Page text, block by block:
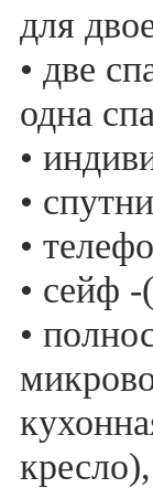
для
• две
одна
•
•
•
• сейф -
•